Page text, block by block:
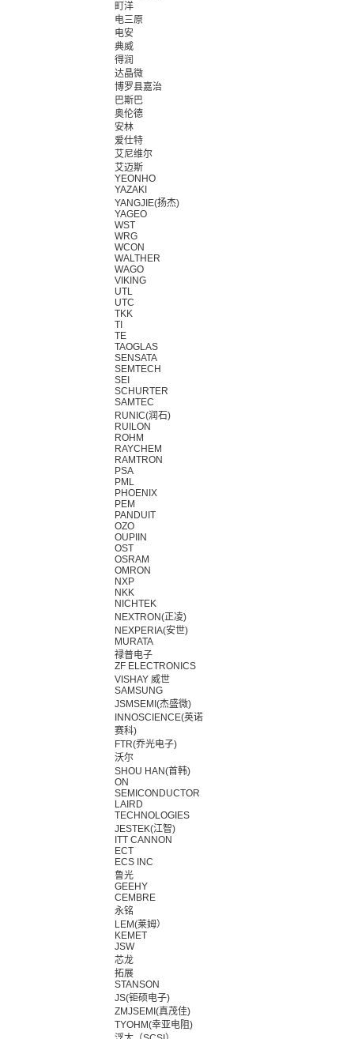
町洋
电三原
电安
典威
得润
达晶微
博罗县嘉治
巴斯巴
奥伦德
安林
爱仕特
艾尼维尔
艾迈斯
YEONHO
YAZAKI
YANGJIE(扬杰)
YAGEO
WST
WRG
WCON
WALTHER
WAGO
VIKING
UTL
UTC
TKK
TI
TE
TAOGLAS
SENSATA
SEMTECH
SEI
SCHURTER
SAMTEC
RUNIC(润石)
RUILON
ROHM
RAYCHEM
RAMTRON
PSA
PML
PHOENIX
PEM
PANDUIT
OZO
OUPIIN
OST
OSRAM
OMRON
NXP
NKK
NICHTEK
NEXTRON(正凌)
NEXPERIA(安世)
MURATA
禄普电子
ZF ELECTRONICS
VISHAY 威世
SAMSUNG
JSMSEMI(杰盛微)
INNOSCIENCE(英诺
赛科)
FTR(乔光电子)
沃尔
SHOU HAN(首韩)
ON
SEMICONDUCTOR
LAIRD
TECHNOLOGIES
JESTEK(江智)
ITT CANNON
ECT
ECS INC
鲁光
GEEHY
CEMBRE
永铭
LEM(莱姆）
KEMET
JSW
芯龙
拓展
STANSON
JS(钜硕电子)
ZMJSEMI(真茂佳)
TYOHM(幸亚电阻)